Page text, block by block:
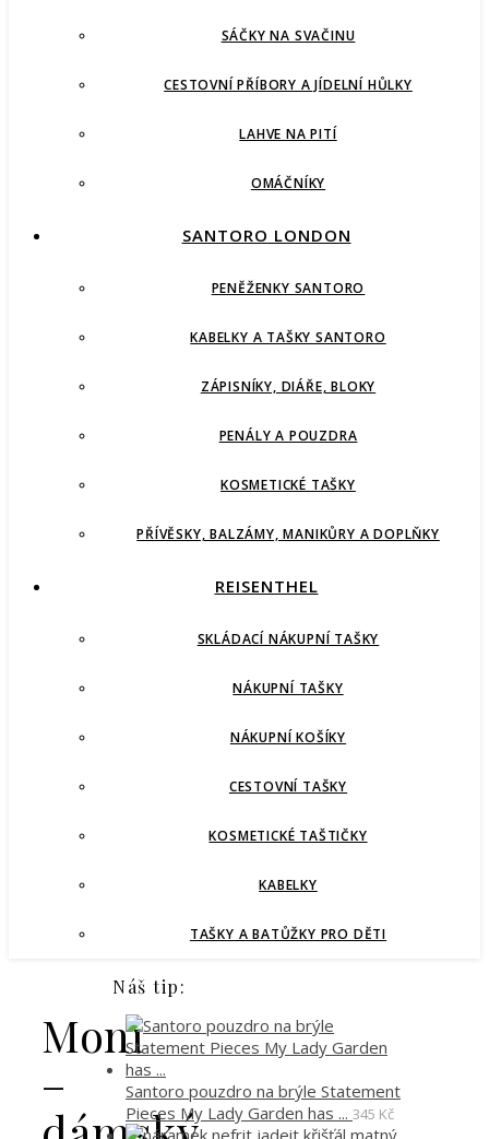
SÁČKY NA SVAČINU
CESTOVNÍ PŘÍBORY A JÍDELNÍ HŮLKY
LAHVE NA PITÍ
OMÁČNÍKY
SANTORO LONDON
PENĚŽENKY SANTORO
KABELKY A TAŠKY SANTORO
ZÁPISNÍKY, DIÁŘE, BLOKY
PENÁLY A POUZDRA
KOSMETICKÉ TAŠKY
PŘÍVĚSKY, BALZÁMY, MANIKŮRY A DOPLŇKY
REISENTHEL
SKLÁDACÍ NÁKUPNÍ TAŠKY
NÁKUPNÍ TAŠKY
NÁKUPNÍ KOŠÍKY
CESTOVNÍ TAŠKY
KOSMETICKÉ TAŠTIČKY
KABELKY
TAŠKY A BATŮŽKY PRO DĚTI
Moni
–
Náš tip:
Santoro pouzdro na brýle Statement
Pieces My Lady Garden has ... 345 Kč